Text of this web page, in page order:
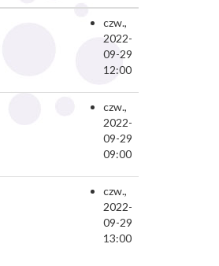
czw.,
2022-
09-29
12:00
czw.,
2022-
09-29
09:00
czw.,
2022-
09-29
13:00